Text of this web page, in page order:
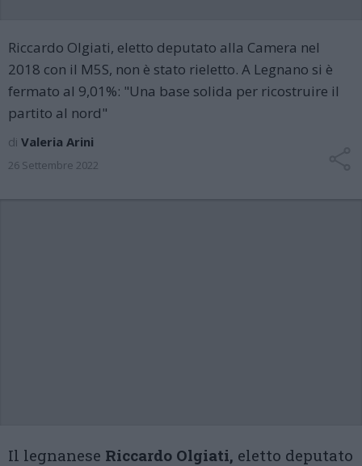
Riccardo Olgiati, eletto deputato alla Camera nel
2018 con il M5S, non è stato rieletto. A Legnano si è
fermato al 9,01%: "Una base solida per ricostruire il
partito al nord"
di Valeria Arini
26 Settembre 2022
Il legnanese Riccardo Olgiati, eletto deputato